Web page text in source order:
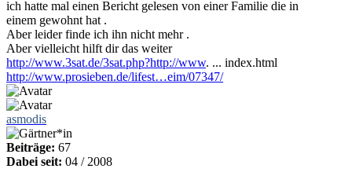
ich hatte mal einen Bericht gelesen von einer Familie die in
einem gewohnt hat .
Aber leider finde ich ihn nicht mehr .
Aber vielleicht hilft dir das weiter
http://www.3sat.de/3sat.php?http://www. ... index.html
http://www.prosieben.de/lifest…eim/07347/
asmodis
Beiträge: 67
Dabei seit: 04 / 2008